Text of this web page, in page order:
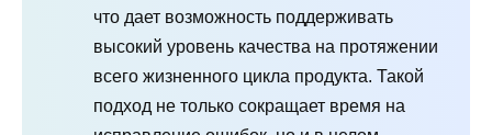
что дает возможность поддерживать
высокий уровень качества на протяжении
всего жизненного цикла продукта. Такой
подход не только сокращает время на